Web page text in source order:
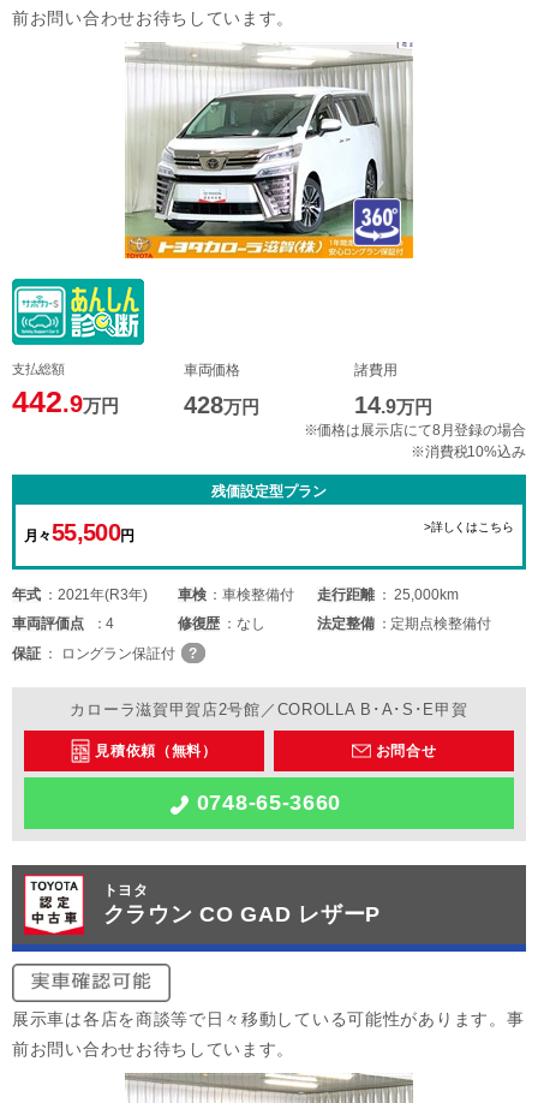
前お問い合わせお待ちしています。
支払総額
442.9万円
車両価格
428万円
諸費用
14.9万円
※価格は展示店にて8月登録の場合
※消費税10%込み
残価設定型プラン
月々55,500円
>詳しくはこちら
年式 2021年(R3年) 車検 車検整備付 走行距離
25,000km
車両評価点 4 修復歴 なし 法定整備
定期点検整備付
保証
ロングラン保証付
カローラ滋賀甲賀店2号館／COROLLA B･A･S･E甲賀
見積依頼（無料） お問合せ
0748-65-3660
トヨタ
クラウン CO GAD レザーP
展示車は各店を商談等で日々移動している可能性があります。事
前お問い合わせお待ちしています。